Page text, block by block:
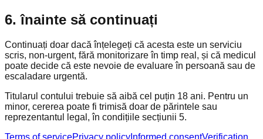
6. înainte să continuați
Continuați doar dacă înțelegeți că acesta este un serviciu
scris, non-urgent, fără monitorizare în timp real, și că medicul
poate decide că este nevoie de evaluare în persoană sau de
escaladare urgentă.
Titularul contului trebuie să aibă cel puțin 18 ani. Pentru un
minor, cererea poate fi trimisă doar de părintele sau
reprezentantul legal, în condițiile secțiunii 5.
Terms of servicePrivacy policy Informed consentVerification